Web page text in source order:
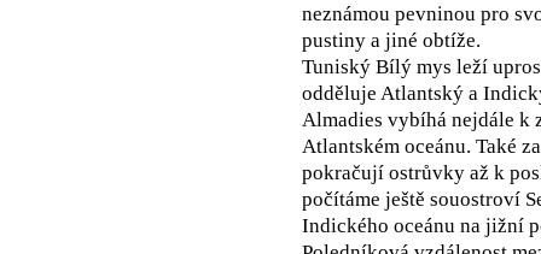
neznámou pevninou pro
pustiny a jiné obtíže.
Tuniský Bílý mys leží
odděluje Atlantský a
Almadies vybíhá nejdále k
Atlantském oceánu. Také
pokračují ostrůvky až k
počítáme ještě souostroví
Indického oceánu na jižní